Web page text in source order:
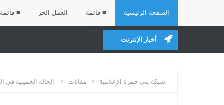
الصفحة الرئيسية ≡ قائمة العمل الحر ≡ قائمة
أخبار الإنترنت
شبكة بني جمرة الإعلامية مقالات الحالة الخمينية